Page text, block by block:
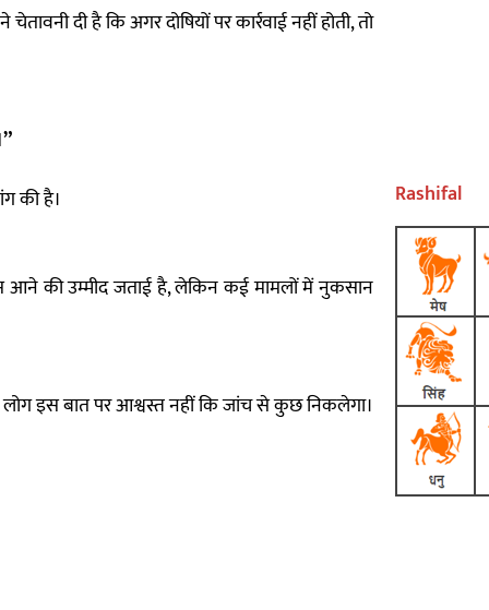
दी है कि अगर दोषियों पर कार्रवाई नहीं होती, तो
की है।
आने की उम्मीद जताई है, लेकिन कई मामलों में नुकसान
इस बात पर आश्वस्त नहीं कि जांच से कुछ निकलेगा।
Rashifal